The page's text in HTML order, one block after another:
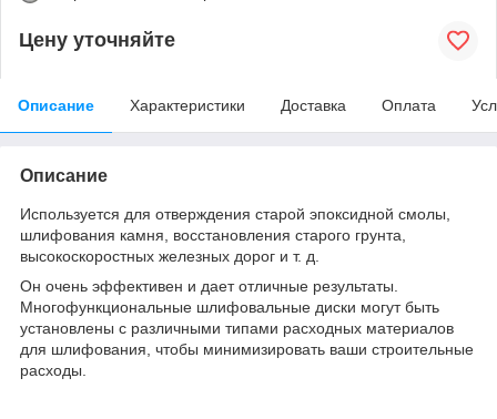
Цену уточняйте
Описание Характеристики Доставка Оплата
Описание
Используется для отверждения старой эпоксидной смолы,
шлифования камня, восстановления старого грунта,
высокоскоростных железных дорог и т. д.
Он очень эффективен и дает отличные результаты.
Многофункциональные шлифовальные диски могут быть
установлены с различными типами расходных материалов
для шлифования, чтобы минимизировать ваши строительные
расходы.